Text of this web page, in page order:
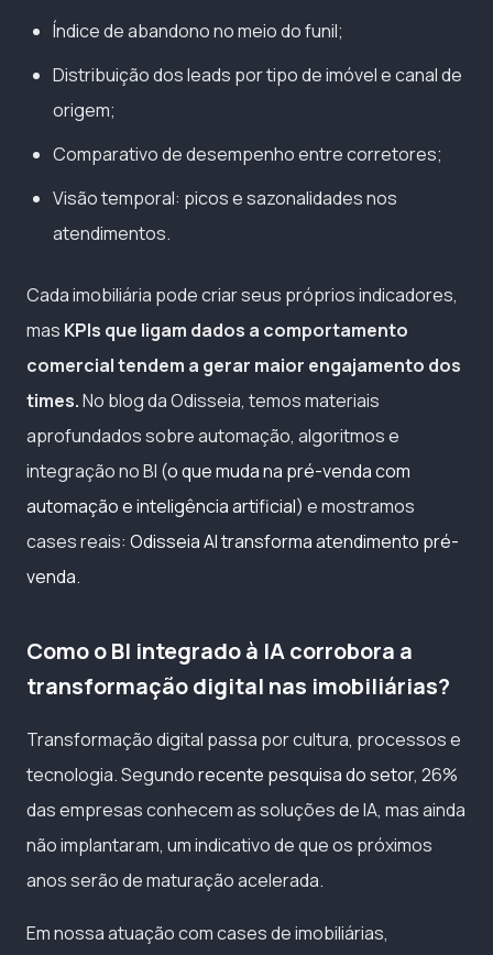
Índice de abandono no meio do funil;
Distribuição dos leads por tipo de imóvel e canal de
origem;
Comparativo de desempenho entre corretores;
Visão temporal: picos e sazonalidades nos
atendimentos.
Cada imobiliária pode criar seus próprios indicadores,
mas KPIs que ligam dados a comportamento
comercial tendem a gerar maior engajamento dos
times.No blog da Odisseia, temos materiais
aprofundados sobre automação, algoritmos e
integração no BI (o que muda na pré-venda com
automação e inteligência artificial) e mostramos
cases reais: Odisseia AI transforma atendimento pré-
venda.
Como o BI integrado à IA corrobora a
transformação digital nas imobiliárias?
Transformação digital passa por cultura, processos e
tecnologia. Segundorecente pesquisa do setor, 26%
das empresas conhecem as soluções de IA, mas ainda
não implantaram, um indicativo de que os próximos
anos serão de maturação acelerada.
Em nossa atuação com cases de imobiliárias,